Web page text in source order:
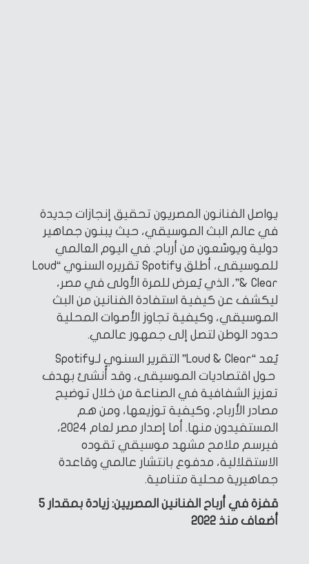
يواصل الفنانون المصريون تحقيق إنجازات جديدة
في عالم البث الموسيقي، حيث يبنون جماهير
دولية ويوسّعون من أرباح. في اليوم العالمي
للموسيقى، أطلق Spotify تقريره السنوي “Loud
& Clear”، الذي يُعرض للمرة الأولى في مصر،
ليكشف عن كيفية استفادة الفنانين من البث
الموسيقي، وكيفية تجاوز الأصوات المحلية
حدود الوطن لتصل إلى جمهور عالمي.
يُعد “Loud & Clear” التقرير السنوي لـSpotify
حول اقتصاديات الموسيقى، وقد أُنشئ بهدف
تعزيز الشفافية في الصناعة من خلال توضيح
مصادر الأرباح، وكيفية توزيعها، ومن هم
المستفيدون منها. أما إصدار مصر لعام 2024،
فيرسم ملامح مشهد موسيقي تقوده
الاستقلالية، مدفوع بانتشار عالمي وقاعدة
جماهيرية محلية متنامية.
قفزة في أرباح الفنانين المصريين: زيادة بمقدار 5
أضعاف منذ 2022